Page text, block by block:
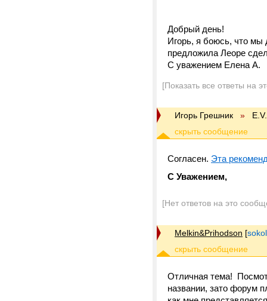
Добрый день!
Игорь, я боюсь, что мы
предложила Леоре
С уважением Елена А.
[Показать все ответы на
Игорь Грешник »
Согласен. Эта
С Уважением,
[Нет ответов на это
Melkin&Prihodson [
Отличная тема!
названии, зато форум